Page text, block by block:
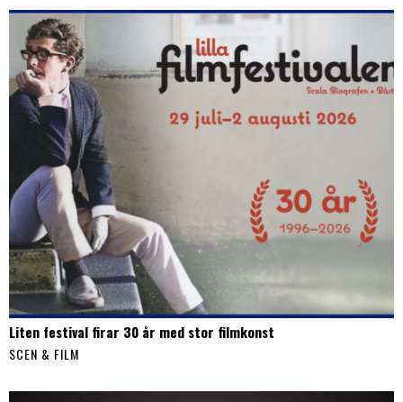
Liten festival firar 30 år med stor filmkonst
SCEN & FILM